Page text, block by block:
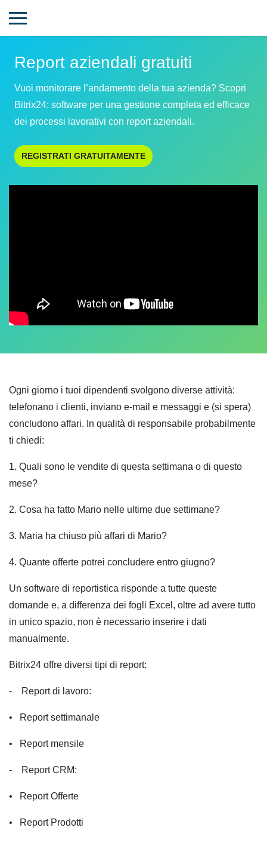
Report aziendali gratuiti
Vuoi monitorare l’andamento della tua azienda? Scopri
Bitrix24: software per una gestione completa ed efficace
dei processi lavorativi con report aziendali.
REGISTRATI GRATUITAMENTE
Ogni giorno i tuoi dipendenti svolgono diverse attività:
telefonano i clienti, inviano e-mail e messaggi e (si spera)
concludono affari. In qualità di responsabile probabilmente
ti chiedi:
1. Quali sono le vendite di questa settimana o di questo
mese?
2. Cosa ha fatto Mario nelle ultime due settimane?
3. Maria ha chiuso più affari di Mario?
4. Quante offerte potrei concludere entro giugno?
Un software di reportistica risponde a tutte queste
domande e, a differenza dei fogli Excel, oltre ad avere tutto
in unico spazio, non è necessario inserire i dati
manualmente.
Bitrix24 offre diversi tipi di report:
- Report di lavoro:
• Report settimanale
• Report mensile
- Report CRM:
• Report Offerte
• Report Prodotti